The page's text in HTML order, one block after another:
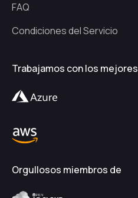
FAQ
Condiciones del Servicio
Trabajamos con los mejores
Orgullosos miembros de